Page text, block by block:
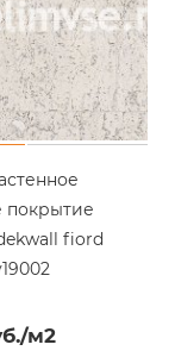
покрытие
fiord
/м2